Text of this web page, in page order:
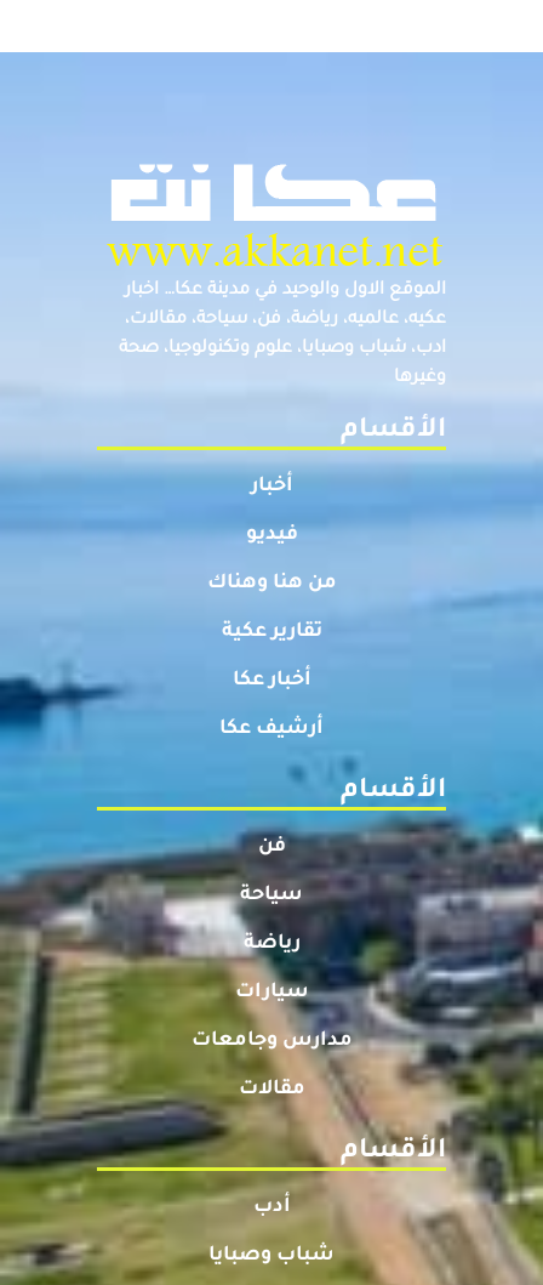
الموقع الاول والوحيد في مدينة عكا… اخبار
عكيه، عالميه، رياضة، فن، سياحة، مقالات،
ادب، شباب وصبايا، علوم وتكنولوجيا، صحة
وغيرها
الأقسام
أخبار
فيديو
من هنا وهناك
تقارير عكية
أخبار عكا
أرشيف عكا
الأقسام
فن
سياحة
رياضة
سيارات
مدارس وجامعات
مقالات
الأقسام
أدب
شباب وصبايا